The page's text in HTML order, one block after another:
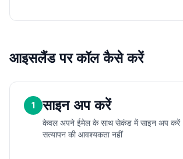
आइसलैंड पर कॉल कैसे करें
1 साइन अप करें
केवल अपने ईमेल के साथ सेकंड में साइन अप करें
सत्यापन की आवश्यकता नहीं